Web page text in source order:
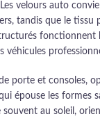
velours auto
tandis que le tissu
fonctionnent
véhicules
porte et consoles,
épouse les formes
au soleil,